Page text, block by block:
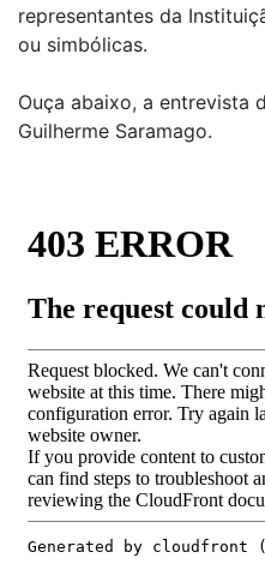
representantes da
ou simbólicas.
Ouça abaixo, a entrevista
Guilherme Saramago.